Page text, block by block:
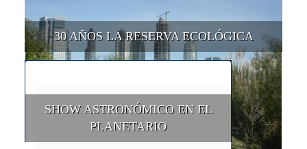
30 AÑOS LA RESERVA ECOLÓGICA
SHOW ASTRONÓMICO EN EL
PLANETARIO